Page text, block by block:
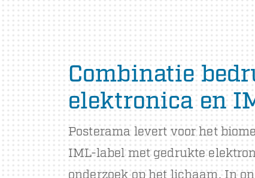
Combinatie
elektronica en
Posterama levert voor het
IML-label met gedrukte
onderzoek op het lichaam. In